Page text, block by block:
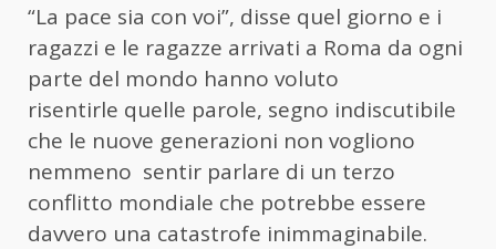
“La pace sia con voi”, disse quel giorno e i
ragazzi e le ragazze arrivati a Roma da ogni
parte del mondo hanno voluto
risentirle quelle parole, segno indiscutibile
che le nuove generazioni non vogliono
nemmeno sentir parlare di un terzo
conflitto mondiale che potrebbe essere
davvero una catastrofe inimmaginabile.